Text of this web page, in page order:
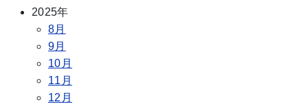
2025年
8月
9月
10月
11月
12月